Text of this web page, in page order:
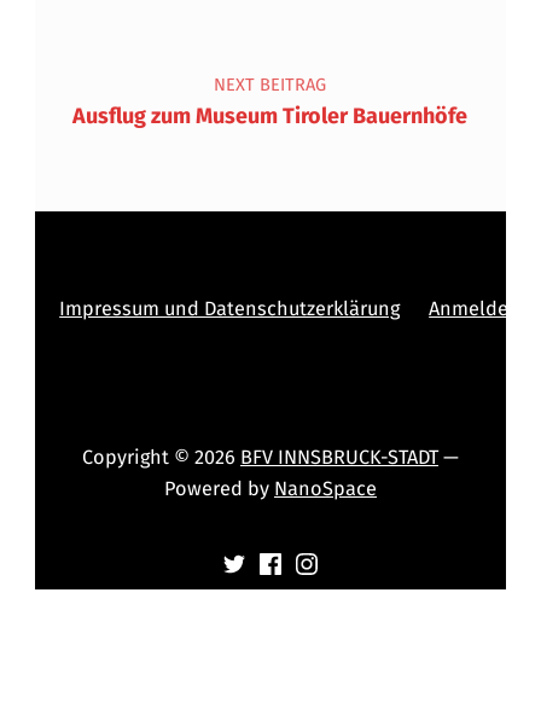
NEXT BEITRAG
Ausflug zum Museum Tiroler Bauernhöfe
Impressum und Datenschutzerklärung Anmelden
Copyright © 2026 BFV INNSBRUCK-STADT—
Powered by NanoSpace